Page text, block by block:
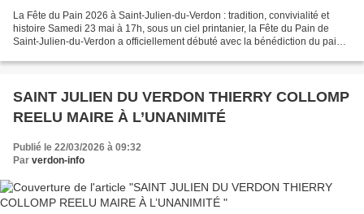
La Fête du Pain 2026 à Saint-Julien-du-Verdon : tradition, convivialité et
histoire Samedi 23 mai à 17h, sous un ciel printanier, la Fête du Pain de
Saint-Julien-du-Verdon a officiellement débuté avec la bénédiction du pain
SAINT JULIEN DU VERDON THIERRY COLLOMP
REELU MAIRE À L’UNANIMITÉ
Publié le 22/03/2026 à 09:32
Par verdon-info